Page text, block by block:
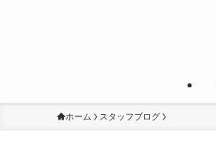
ホーム スタッフブログ